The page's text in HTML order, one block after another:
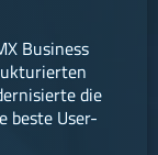
Business
die
beste User-